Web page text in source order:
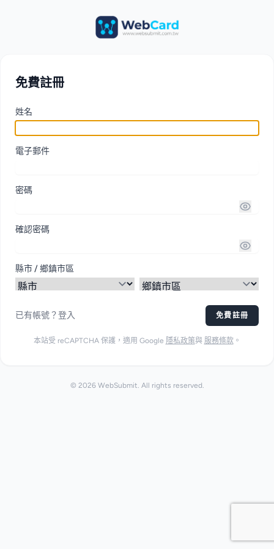
免費註冊
姓名
電子郵件
密碼
確認密碼
縣市 / 鄉鎮市區
已有帳號？登入 免費註冊
本站受 reCAPTCHA 保護，適用 Google 隱私政策與 服務條款。
© 2026 WebSubmit. All rights reserved.